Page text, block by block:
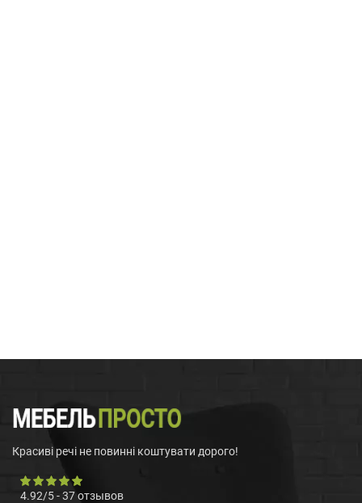
Красиві речі не повинні коштувати дорого!
4.92/5-37отзывов